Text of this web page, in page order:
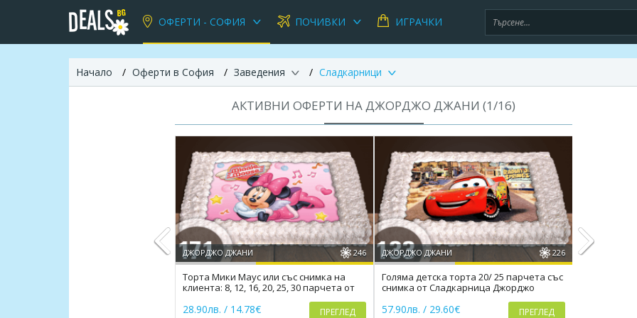
ОФЕРТИ - СОФИЯ ПОЧИВКИ ИГРАЧКИ
Начало Оферти в София Заведения Сладкарници
АКТИВНИ ОФЕРТИ НА ДЖОРДЖО ДЖАНИ (1/16)
ДЖОРДЖО ДЖАНИ 246
Торта Мики Маус или със снимка на
клиента: 8, 12, 16, 20, 25, 30 парчета от
28.90лв. / 14.78€ ПРЕГЛЕД
ДЖОРДЖО ДЖАНИ 226
Голяма детска торта 20/ 25 парчета със
снимка от Сладкарница Джорджо
57.90лв. / 29.60€ ПРЕГЛЕД
ДЖОРДЖО
Торта за
спортове